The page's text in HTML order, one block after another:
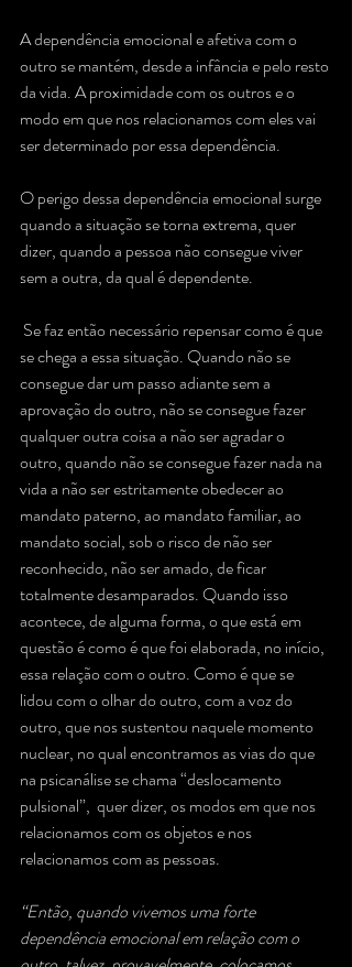
A dependência emocional e afetiva com o
outro se mantém, desde a infância e pelo resto
da vida. A proximidade com os outros e o
modo em que nos relacionamos com eles vai
ser determinado por essa dependência.
O perigo dessa dependência emocional surge
quando a situação se torna extrema, quer
dizer, quando a pessoa não consegue viver
sem a outra, da qual é dependente.
Se faz então necessário repensar como é que
se chega a essa situação. Quando não se
consegue dar um passo adiante sem a
aprovação do outro, não se consegue fazer
qualquer outra coisa a não ser agradar o
outro, quando não se consegue fazer nada na
vida a não ser estritamente obedecer ao
mandato paterno, ao mandato familiar, ao
mandato social, sob o risco de não ser
reconhecido, não ser amado, de ficar
totalmente desamparados. Quando isso
acontece, de alguma forma, o que está em
questão é como é que foi elaborada, no início,
essa relação com o outro. Como é que se
lidou com o olhar do outro, com a voz do
outro, que nos sustentou naquele momento
nuclear, no qual encontramos as vias do que
na psicanálise se chama “deslocamento
pulsional”,  quer dizer, os modos em que nos
relacionamos com os objetos e nos
relacionamos com as pessoas.
“Então, quando vivemos uma forte
dependência emocional em relação com o